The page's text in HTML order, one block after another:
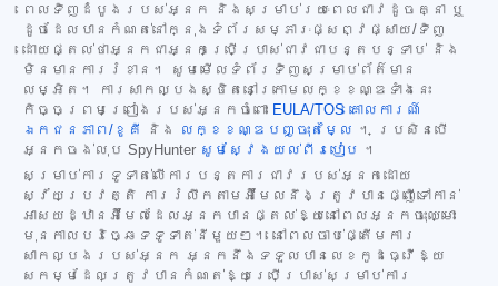
ពេលទិញដំបូងរបស់អ្នក និងសម្រាប់រយៈពេលជាវដូចគ្នា ឬ
ដូចដែលបានកំណត់នៅក្នុងទំព័រសម្ភារៈផ្សព្វផ្សាយ/ទិញ
ដោយផ្តល់ថាអ្នកជាអ្នកប្រើប្រាស់ជាវជាបន្តបន្ទាប់ និង
មិនមានការរំខាន។ សូមមើលទំព័រទិញសម្រាប់ព័ត៌មាន
លម្អិត។ ការសាកល្បងស្ថិតនៅក្រោមលក្ខខណ្ឌទាំងនេះ
កិច្ចព្រមព្រៀងរបស់អ្នកចំពោះ EULA/TOS គោលការណ៍
ឯកជនភាព/ខូគី
និង លក្ខខណ្ឌបញ្ចុះតម្លៃ ។ ប្រសិនបើ
អ្នកចង់លុប SpyHunter សូមស្វែងយល់ពីរបៀប ។
សម្រាប់ការទូទាត់លើការបន្តការជាវរបស់អ្នកដោយ
ស្វ័យប្រវត្តិ ការរំលឹកតាមអ៊ីមែលនឹងត្រូវបានផ្ញើទៅកាន់
អាសយដ្ឋានអ៊ីមែលដែលអ្នកបានផ្តល់ឱ្យនៅពេលអ្នកចុះឈ្មោះ
មុនកាលបរិច្ឆេទទូទាត់នីមួយៗ។ នៅពេលចាប់ផ្តើមការ
សាកល្បងរបស់អ្នក អ្នកនឹងទទួលបានលេខកូដធ្វើឱ្យ
សកម្មដែលត្រូវបានកំណត់ឱ្យប្រើប្រាស់សម្រាប់ការ